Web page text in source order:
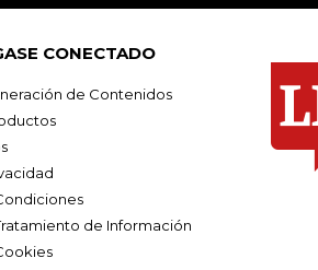
CONECTADO
de Contenidos
de Información